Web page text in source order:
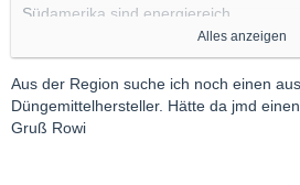
Südamerika sind energiereich.
Davon abgesehen gibt/"gab" es am
Produkte und Vorprodukte für den
US- und Brazil-Chemieaktien
Alles anzeigen
Aus der Region suche ich noch einen
Düngemittelhersteller. Hätte da jmd
Gruß Rowi